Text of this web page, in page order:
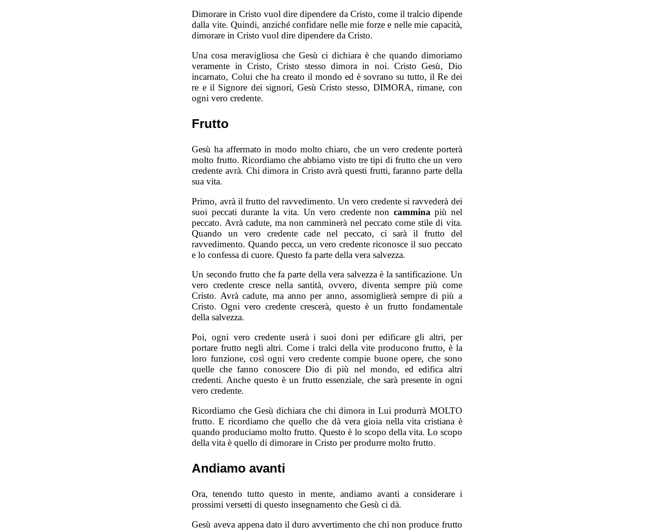
Dimorare in Cristo vuol dire dipendere da Cristo, come il tralcio dipende
dalla vite. Quindi, anziché confidare nelle mie forze e nelle mie capacità,
dimorare in Cristo vuol dire dipendere da Cristo.
Una cosa meravigliosa che Gesù ci dichiara è che quando dimoriamo
veramente in Cristo, Cristo stesso dimora in noi. Cristo Gesù, Dio
incarnato, Colui che ha creato il mondo ed è sovrano su tutto, il Re dei
re e il Signore dei signori, Gesù Cristo stesso, DIMORA, rimane, con
ogni vero credente.
Frutto
Gesù ha affermato in modo molto chiaro, che un vero credente porterà
molto frutto. Ricordiamo che abbiamo visto tre tipi di frutto che un vero
credente avrà. Chi dimora in Cristo avrà questi frutti, faranno parte della
sua vita.
Primo, avrà il frutto del ravvedimento. Un vero credente si ravvederà dei
suoi peccati durante la vita. Un vero credente non camminapiù nel
peccato. Avrà cadute, ma non camminerà nel peccato come stile di vita.
Quando un vero credente cade nel peccato, ci sarà il frutto del
ravvedimento. Quando pecca, un vero credente riconosce il suo peccato
e lo confessa di cuore. Questo fa parte della vera salvezza.
Un secondo frutto che fa parte della vera salvezza è la santificazione. Un
vero credente cresce nella santità, ovvero, diventa sempre più come
Cristo. Avrà cadute, ma anno per anno, assomiglierà sempre di più a
Cristo. Ogni vero credente crescerà, questo è un frutto fondamentale
della salvezza.
Poi, ogni vero credente userà i suoi doni per edificare gli altri, per
portare frutto negli altri. Come i tralci della vite producono frutto, è la
loro funzione, così ogni vero credente compie buone opere, che sono
quelle che fanno conoscere Dio di più nel mondo, ed edifica altri
credenti. Anche questo è un frutto essenziale, che sarà presente in ogni
vero credente.
Ricordiamo che Gesù dichiara che chi dimora in Lui produrrà MOLTO
frutto. E ricordiamo che quello che dà vera gioia nella vita cristiana è
quando produciamo molto frutto. Questo è lo scopo della vita. Lo scopo
della vita è quello di dimorare in Cristo per produrre molto frutto.
Andiamo avanti
Ora, tenendo tutto questo in mente, andiamo avanti a considerare i
prossimi versetti di questo insegnamento che Gesù ci dà.
Gesù aveva appena dato il duro avvertimento che chi non produce frutto